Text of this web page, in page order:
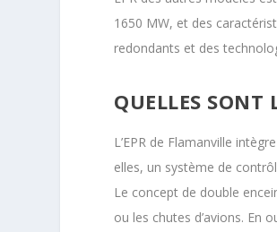
1650 MW, et des
redondants et des
QUELLES SONT
L’EPR de Flamanville
elles, un système de
Le concept de double
ou les chutes d’avions. En